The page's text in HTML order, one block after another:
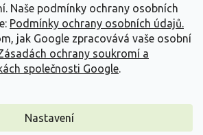
Naše podmínky ochrany osobních
Podmínky ochrany osobních údajů.
jak Google zpracovává vaše osobní
ochrany soukromí a
společnosti Google.
Nastavení
Vytvořil Shoptet